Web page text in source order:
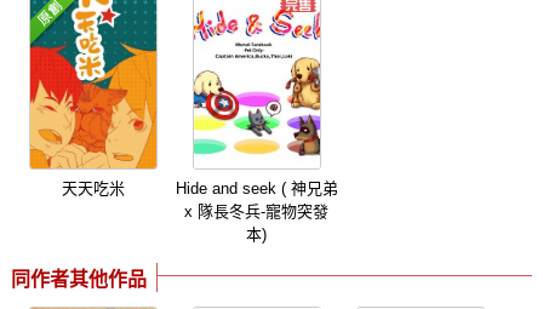
天天吃米
Hide and seek ( 神兄弟
x 隊長冬兵-寵物突發
本)
同作者其他作品